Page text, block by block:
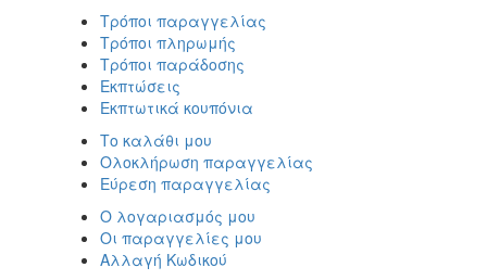
Τρόποι παραγγελίας
Τρόποι πληρωμής
Τρόποι παράδοσης
Εκπτώσεις
Εκπτωτικά κουπόνια
Το καλάθι μου
Ολοκλήρωση παραγγελίας
Εύρεση παραγγελίας
Ο λογαριασμός μου
Οι παραγγελίες μου
Αλλαγή Κωδικού